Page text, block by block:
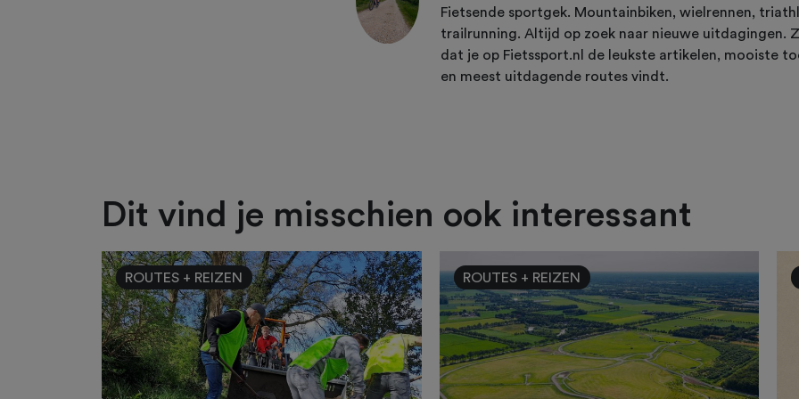
Fietsende sportgek. Mountainbiken, wielrennen,
trailrunning. Altijd op zoek naar nieuwe uitdagingen.
dat je op Fietssport.nl de leukste artikelen, mooiste
en meest uitdagende routes vindt.
Dit vind je misschien ook interessant
ROUTES + REIZEN ROUTES + REIZEN